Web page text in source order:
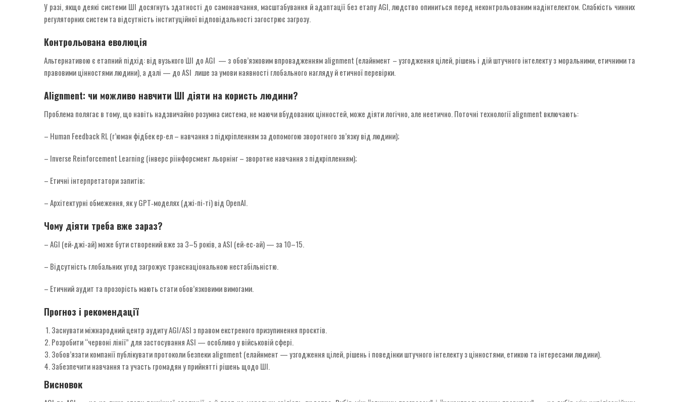
У разі, якщо деякі системи ШІ досягнуть здатності до самонавчання, масштабування й адаптації без етапу AGI, людство опиниться перед неконтрольованим надінтелектом. Слабкість чинних
регуляторних систем та відсутність інституційної відповідальності загострює загрозу.
Контрольована еволюція
Альтернативою є етапний підхід: від вузького ШІ до AGI — з обов’язковим впровадженням alignment (елайнмент – узгодження цілей, рішень і дій штучного інтелекту з моральними, етичними та
правовими цінностями людини), а далі — до ASI лише за умови наявності глобального нагляду й етичної перевірки.
Alignment: чи можливо навчити ШІ діяти на користь людини?
Проблема полягає в тому, що навіть надзвичайно розумна система, не маючи вбудованих цінностей, може діяти логічно, але неетично. Поточні технології alignment включають:
– Human Feedback RL (г’юман фідбек ер-ел – навчання з підкріпленням за допомогою зворотного зв’язку від людини);
– Inverse Reinforcement Learning (інверс ріінфорсмент льорнінг – зворотне навчання з підкріпленням);
– Етичні інтерпретатори запитів;
– Архітектурні обмеження, як у GPT‑моделях (джі-пі-ті) від OpenAI.
Чому діяти треба вже зараз?
– AGI (ей-джі-ай) може бути створений вже за 3–5 років, а ASI (ей-ес-ай) — за 10–15.
– Відсутність глобальних угод загрожує транснаціональною нестабільністю.
– Етичний аудит та прозорість мають стати обов’язковими вимогами.
Прогноз і рекомендації
Заснувати міжнародний центр аудиту AGI/ASI з правом екстреного призупинення проєктів.
Розробити “червоні лінії” для застосування ASI — особливо у військовій сфері.
Зобов’язати компанії публікувати протоколи безпеки alignment (елайнмент — узгодження цілей, рішень і поведінки штучного інтелекту з цінностями, етикою та інтересами людини).
Забезпечити навчання та участь громадян у прийнятті рішень щодо ШІ.
Висновок